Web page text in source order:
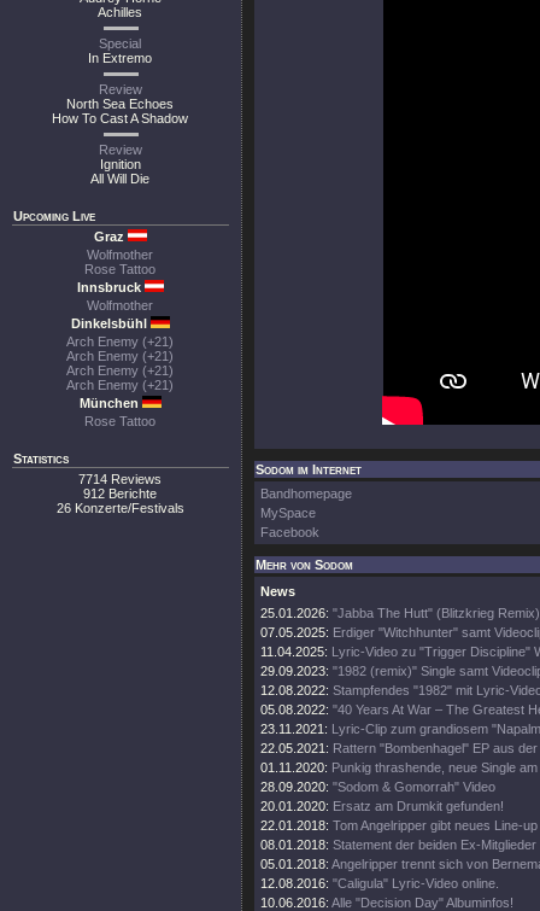
Achilles
Special
In Extremo
Review
North Sea Echoes
How To Cast A Shadow
Review
Ignition
All Will Die
Upcoming Live
Graz
Wolfmother
Rose Tattoo
Innsbruck
Wolfmother
Dinkelsbühl
Arch Enemy (+21)
Arch Enemy (+21)
Arch Enemy (+21)
Arch Enemy (+21)
München
Rose Tattoo
Statistics
7714 Reviews
912 Berichte
26 Konzerte/Festivals
Sodom im Internet
Bandhomepage
MySpace
Facebook
Mehr von Sodom
News
25.01.2026: "Jabba The Hutt" (Blitzkrieg
07.05.2025: Erdiger "Witchhunter" samt
11.04.2025: Lyric-Video zu "Trigger Discipline"
29.09.2023: "1982 (remix)" Single samt
12.08.2022: Stampfendes "1982" mit Lyric-
05.08.2022: "40 Years At War – The Greatest
23.11.2021: Lyric-Clip zum grandiosem
22.05.2021: Rattern "Bombenhagel" EP aus der
01.11.2020: Punkig thrashende, neue Single
28.09.2020: "Sodom & Gomorrah" Video
20.01.2020: Ersatz am Drumkit gefunden!
22.01.2018: Tom Angelripper gibt neues Line-
08.01.2018: Statement der beiden Ex-Mitglieder
05.01.2018: Angelripper trennt sich von
12.08.2016: "Caligula" Lyric-Video online.
10.06.2016: Alle "Decision Day" Albuminfos!